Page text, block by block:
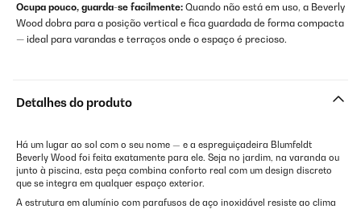
Ocupa pouco, guarda-se facilmente: Quando não está em uso, a Beverly
Wood dobra para a posição vertical e fica guardada de forma compacta
— ideal para varandas e terraços onde o espaço é precioso.
Detalhes do produto
Há um lugar ao sol com o seu nome — e a espreguiçadeira Blumfeldt
Beverly Wood foi feita exatamente para ele. Seja no jardim, na varanda ou
junto à piscina, esta peça combina conforto real com um design discreto
que se integra em qualquer espaço exterior.
A estrutura em alumínio com parafusos de aço inoxidável resiste ao clima